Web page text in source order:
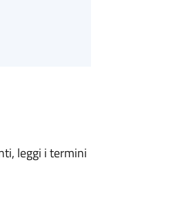
leggi i termini